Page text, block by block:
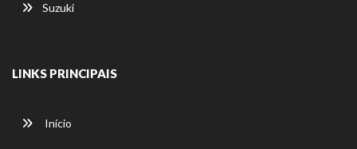
Suzuki
LINKS PRINCIPAIS
Início